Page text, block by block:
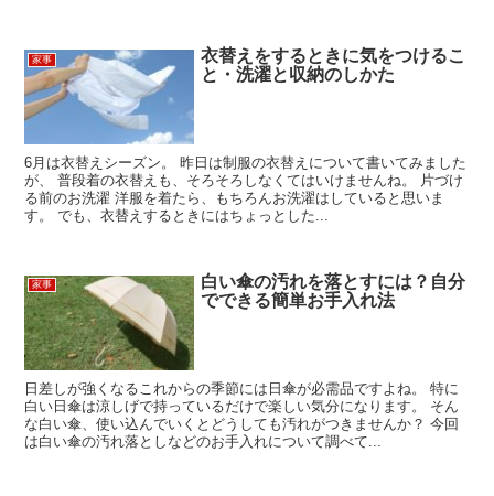
家事
衣替えをするときに気をつけるこ
と・洗濯と収納のしかた
6月は衣替えシーズン。 昨日は制服の衣替えについて書いてみました
が、 普段着の衣替えも、そろそろしなくてはいけませんね。 片づけ
る前のお洗濯 洋服を着たら、もちろんお洗濯はしていると思いま
す。 でも、衣替えするときにはちょっとした...
家事
白い傘の汚れを落とすには？自分
でできる簡単お手入れ法
日差しが強くなるこれからの季節には日傘が必需品ですよね。 特に
白い日傘は涼しげで持っているだけで楽しい気分になります。 そん
な白い傘、使い込んでいくとどうしても汚れがつきませんか？ 今回
は白い傘の汚れ落としなどのお手入れについて調べて...